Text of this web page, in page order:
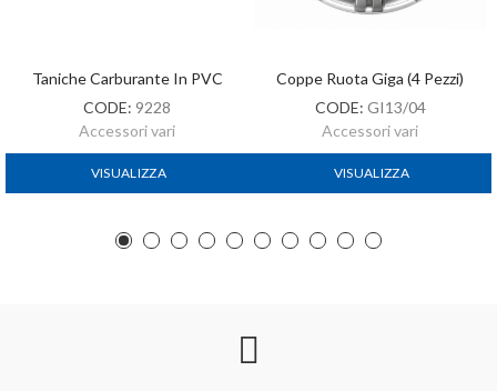
Taniche Carburante In PVC
CODE: 9228
Accessori vari
VISUALIZZA
Coppe Ruota Giga (4 Pezzi)
CODE: GI13/04
Accessori vari
VISUALIZZA